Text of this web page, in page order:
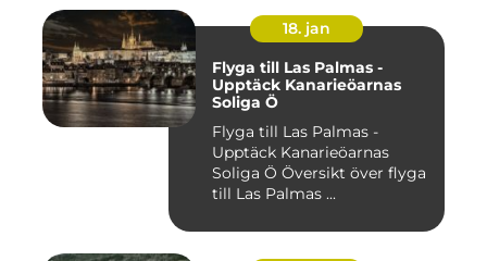
18. jan
Flyga till Las Palmas -
Upptäck Kanarieöarnas
Soliga Ö
Flyga till Las Palmas -
Upptäck Kanarieöarnas
Soliga Ö Översikt över flyga
till Las Palmas ...